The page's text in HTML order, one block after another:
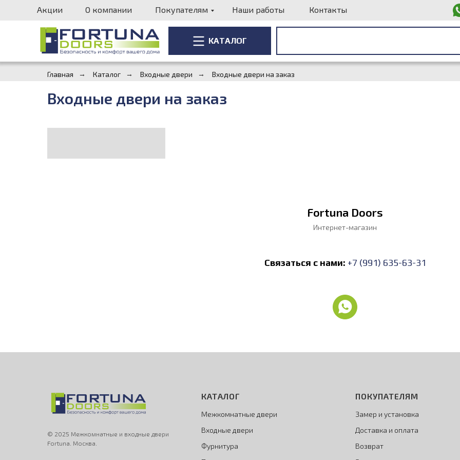
Акции О компании Покупателям Наши работы Контакты
КАТАЛОГ
Главная → Каталог → Входные двери → Входные двери на заказ
Входные двери на заказ
Fortuna Doors
Интернет-магазин
Связаться с нами: +7 (991) 635-63-31
© 2025 Межкомнатные и входные двери
Fortuna. Москва.
КАТАЛОГ
Межкомнатные двери
Входные двери
Фурнитура
ПОКУПАТЕЛЯМ
Замер и установка
Доставка и оплата
Возврат